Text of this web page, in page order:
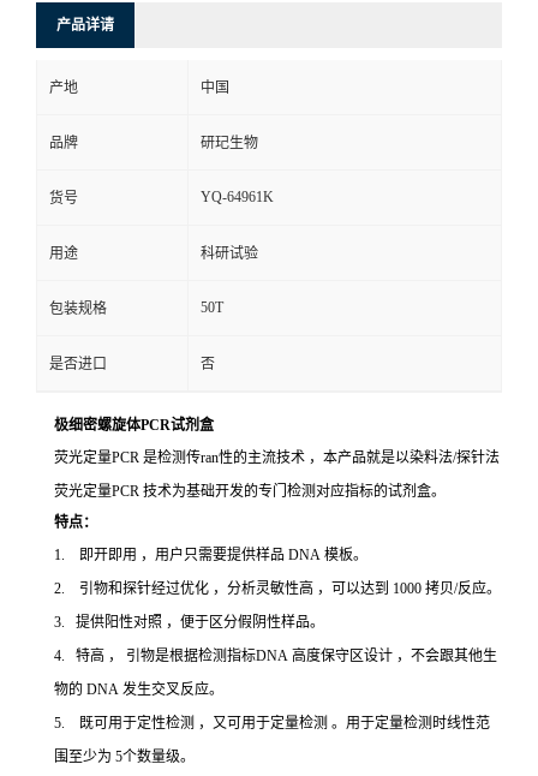
产品详请
产地 中国
品牌 研玘生物
货号 YQ-64961K
用途 科研试验
包装规格 50T
是否进口 否
极细密螺旋体PCR试剂盒
荧光定量PCR 是检测传ran性的主流技术 ，本产品就是以染料法/探针法
荧光定量PCR 技术为基础开发的专门检测对应指标的试剂盒。
特点：
1. 即开即用 ，用户只需要提供样品 DNA 模板。
2. 引物和探针经过优化 ，分析灵敏性高 ，可以达到 1000 拷贝/反应。
3. 提供阳性对照 ，便于区分假阴性样品。
4. 特高 ， 引物是根据检测指标DNA 高度保守区设计 ，不会跟其他生
物的 DNA 发生交叉反应。
5. 既可用于定性检测 ，又可用于定量检测 。用于定量检测时线性范
围至少为 5个数量级。